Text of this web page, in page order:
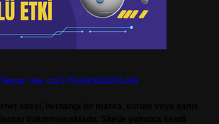
Skype: live:.cid.575569c608265c69